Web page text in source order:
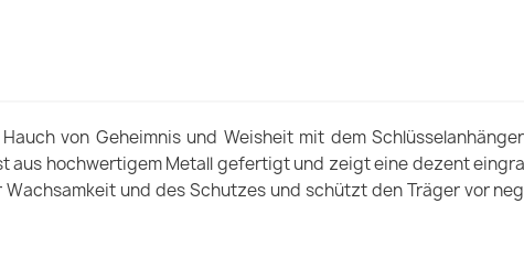
von Geheimnis und Weisheit mit dem
aus hochwertigem Metall gefertigt und zeigt eine dezent
Wachsamkeit und des Schutzes und schützt den Träger vor